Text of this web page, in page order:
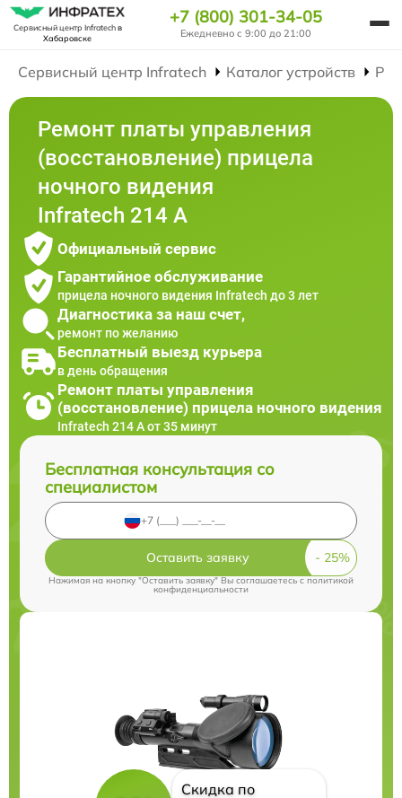
Сервисный центр Infratechв
Хабаровске
+7 (800) 301-34-05
Ежедневно с 9:00 до 21:00
Сервисный центр Infratech Каталог устройств
Ремонт платы управления
(восстановление) прицела
ночного видения
Infratech 214 А
Официальный сервис
Гарантийное обслуживание
прицела ночного видения Infratech до 3 лет
Диагностика за наш счет,
ремонт по желанию
Бесплатный выезд курьера
в день обращения
Ремонт платы управления
(восстановление) прицела ночного видения
Infratech 214 А от 35 минут
Бесплатная консультация со
специалистом
Оставить заявку
Нажимая на кнопку "Оставить заявку" Вы соглашаетесь cполитикой
конфиденциальности
Скидка по